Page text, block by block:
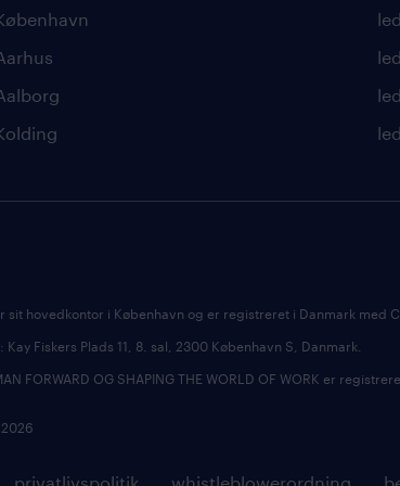
sit hovedkontor i København og er registreret i Danmark med
Kay Fiskers Plads 11, 8. sal, 2300 København S, Danmark.
FORWARD OG SHAPING THE WORLD OF WORK er